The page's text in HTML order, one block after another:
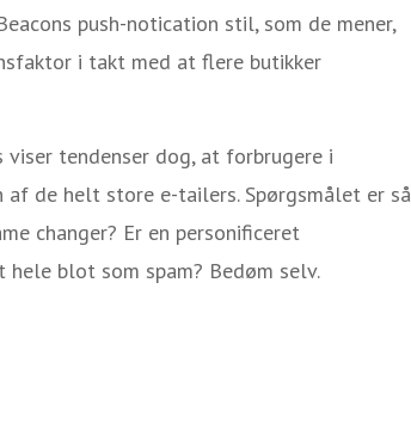
push-notication stil, som de mener,
i takt med at flere butikker
tendenser dog, at forbrugere i
af de helt store e-tailers. Spørgsmålet er så
changer? Er en personificeret
blot som spam? Bedøm selv.